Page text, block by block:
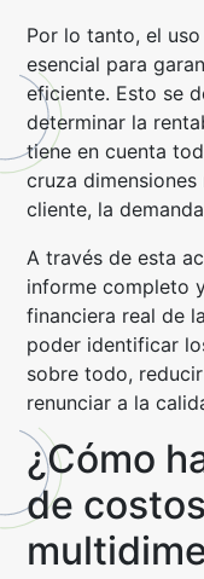
Por lo tanto, el
esencial para
eficiente. Esto se
determinar la
tiene en cuenta
cruza
cliente, la
A través de esta
informe completo
financiera real de
poder identificar
sobre todo,
renunciar a la
¿Cómo
de costos